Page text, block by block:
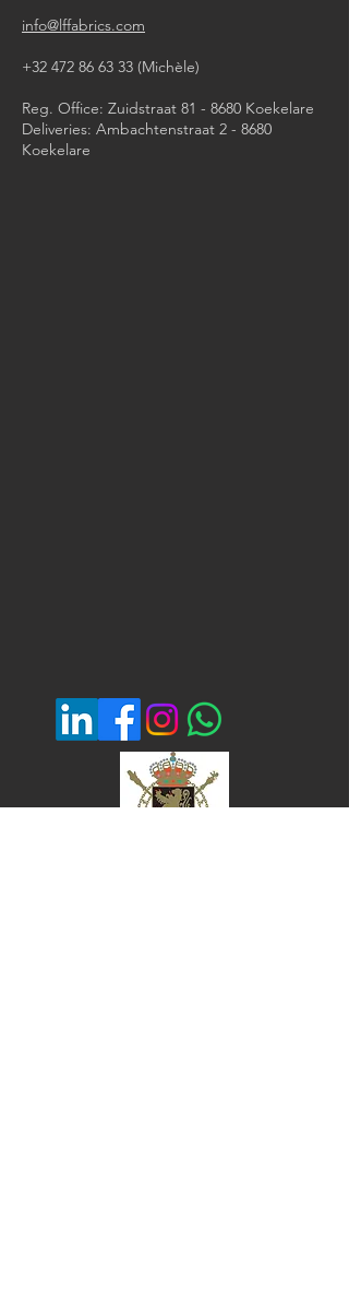
info@lffabrics.com
+32 472 86 63 33 (Michèle)​
Reg. Office: Zuidstraat 81 - 8680 Koekelare
Deliveries: Ambachtenstraat 2 - 8680
Koekelare